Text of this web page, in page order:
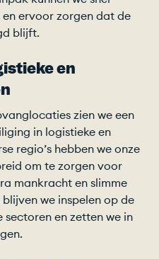
en ervoor zorgen dat de
blijft.
en
zien we een
in logistieke en
regio’s hebben we onze
om te zorgen voor
mankracht en slimme
we inspelen op de
en zetten we in